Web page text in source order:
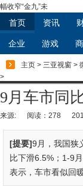
幅收窄“金九”未
首页 资讯
企业 游戏
主页 > 三亚视窗 >
>
9月车市同
来源: 阅读：278
[提要]9月，我国狭
比下滑6.5%；1-9
表示，车市看似回